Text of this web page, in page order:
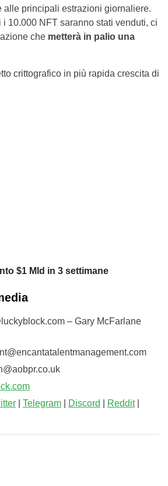
alle principali estrazioni giornaliere.
i 10.000 NFT saranno stati venduti, ci
che metterà in palio una
crittografico in più rapida crescita di
$1 Mld in 3 settimane
– Gary McFarlane
Telegram Discord Reddit|